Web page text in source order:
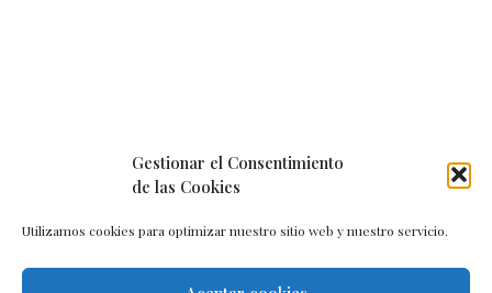
Gestionar el Consentimiento
de las Cookies
Utilizamos cookies para optimizar nuestro sitio web y nuestro servicio.